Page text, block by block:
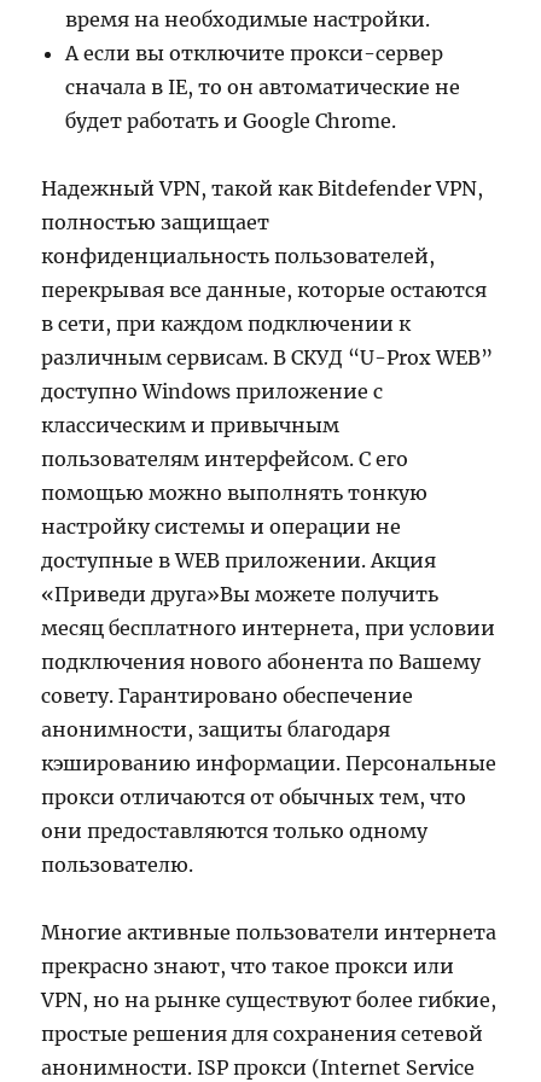
время на необходимые настройки.
А если вы отключите прокси-сервер
сначала в IE, то он автоматические не
будет работать и Google Chrome.
Надежный VPN, такой как Bitdefender VPN,
полностью защищает
конфиденциальность пользователей,
перекрывая все данные, которые остаются
в сети, при каждом подключении к
различным сервисам. В СКУД “U-Prox WEB”
доступно Windows приложение с
классическим и привычным
пользователям интерфейсом. С его
помощью можно выполнять тонкую
настройку системы и операции не
доступные в WEB приложении. Акция
«Приведи друга»Вы можете получить
месяц бесплатного интернета, при условии
подключения нового абонента по Вашему
совету. Гарантировано обеспечение
анонимности, защиты благодаря
кэшированию информации. Персональные
прокси отличаются от обычных тем, что
они предоставляются только одному
пользователю.
Многие активные пользователи интернета
прекрасно знают, что такое прокси или
VPN, но на рынке существуют более гибкие,
простые решения для сохранения сетевой
анонимности. ISP прокси (Internet Service